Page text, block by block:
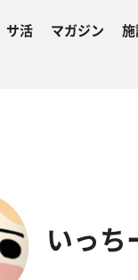
サ活 マガジン
いっち